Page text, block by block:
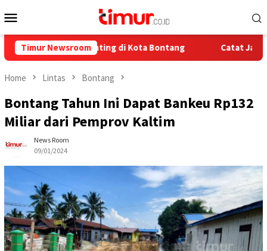
to
Menu
Timur Newsroom
Stunting di Kota Bontang Catat Jadwalnya, Ini
Home Lintas Bontang
Bontang Tahun Ini Dapat Bankeu Rp132
Miliar dari Pemprov Kaltim
News Room
09/01/2024